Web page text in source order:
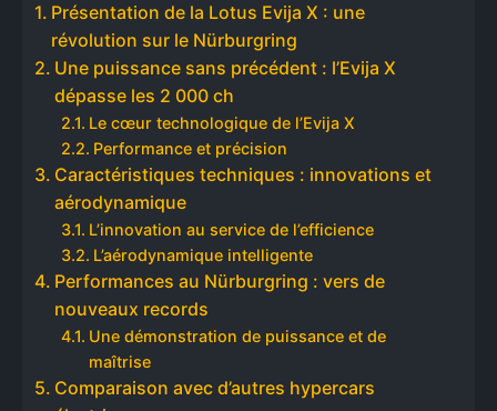
Présentation de la Lotus Evija X : une
révolution sur le Nürburgring
Une puissance sans précédent : l’Evija X
dépasse les 2 000 ch
Le cœur technologique de l’Evija X
Performance et précision
Caractéristiques techniques : innovations et
aérodynamique
L’innovation au service de l’efficience
L’aérodynamique intelligente
Performances au Nürburgring : vers de
nouveaux records
Une démonstration de puissance et de
maîtrise
Comparaison avec d’autres hypercars